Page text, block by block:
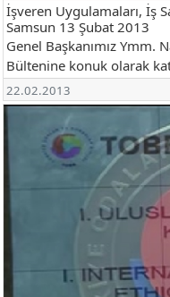
İşveren Uygulamaları, İş
Samsun 13 Şubat 2013
Genel Başkanımız Ymm.
Bültenine konuk olarak
22.02.2013